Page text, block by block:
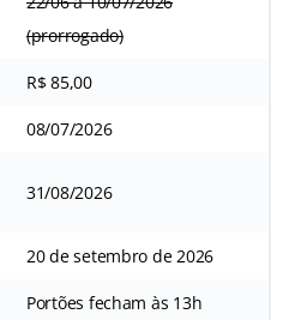
(prorrogado)
R$ 85,00
08/07/2026
31/08/2026
20 de setembro de 2026
Portões fecham às 13h